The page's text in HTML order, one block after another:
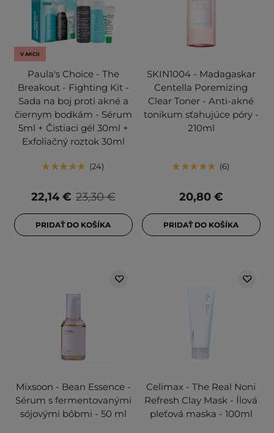
V AKCII
Paula's Choice - The
Breakout - Fighting Kit -
Sada na boj proti akné a
čiernym bodkám - Sérum
5ml + Čistiaci gél 30ml +
Exfoliačný roztok 30ml
24
23,30 €
22,14 €
PRIDAŤ DO KOŠÍKA
SKIN1004 - Madagaskar
Centella Poremizing
Clear Toner - Anti-akné
tonikum sťahujúce póry -
210ml
6
20,80 €
PRIDAŤ DO KOŠÍKA
Mixsoon - Bean Essence -
Sérum s fermentovanými
sójovými bôbmi - 50 ml
Celimax - The Real Noni
Refresh Clay Mask - Ílová
pleťová maska - 100ml